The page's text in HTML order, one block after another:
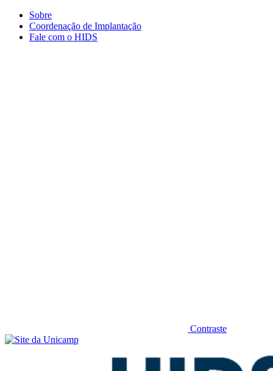
Conteúdo principal
Sobre
Coordenação de Implantação
Fale com o HIDS
Contraste